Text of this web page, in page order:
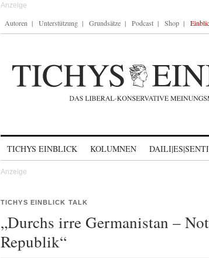
Autoren Unterstützung Grundsätze Podcast Shop
TICHYS EINBLICK KOLUMNEN
TICHYS EINBLICK TALK
„Durchs irre Germanistan –
Republik“